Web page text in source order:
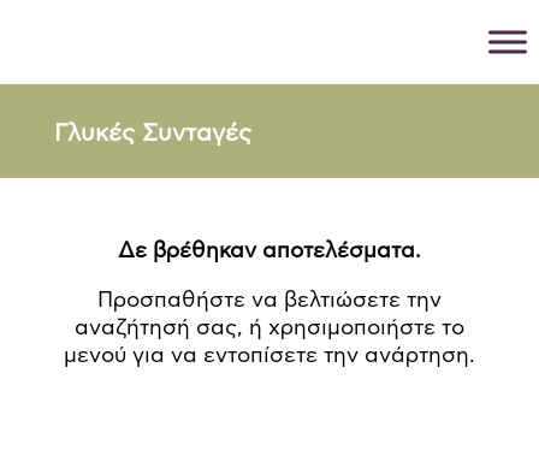
Γλυκές Συνταγές
Δε βρέθηκαν αποτελέσματα.
Προσπαθήστε να βελτιώσετε την
αναζήτησή σας, ή χρησιμοποιήστε το
μενού για να εντοπίσετε την ανάρτηση.